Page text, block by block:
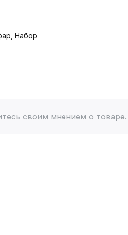
Набор
своим мнением о товаре.